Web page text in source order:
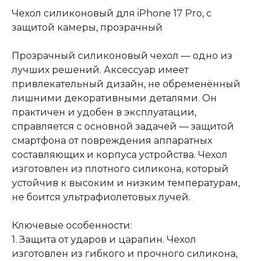
Чехол силиконовый для iPhone 17 Pro, с
защитой камеры, прозрачный
Прозрачный силиконовый чехол — одно из
лучших решений. Аксессуар имеет
привлекательный дизайн, не обременённый
лишними декоративными деталями. Он
практичен и удобен в эксплуатации,
справляется с основной задачей — защитой
смартфона от повреждения аппаратных
составляющих и корпуса устройства. Чехол
изготовлен из плотного силикона, который
устойчив к высоким и низким температурам,
не боится ультрафиолетовых лучей.
Ключевые особенности:
1. Защита от ударов и царапин. Чехол
изготовлен из гибкого и прочного силикона,